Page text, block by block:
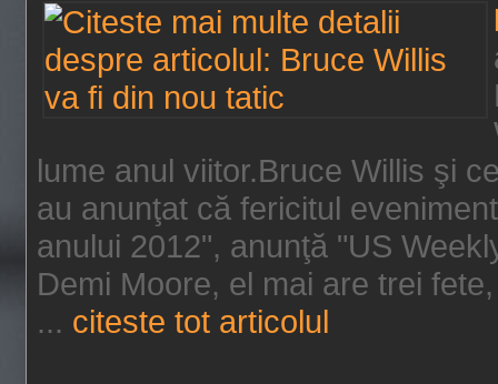
lume anul viitor.Bruce Willis şi
au anunţat că fericitul
anului 2012", anunţă "US
Demi Moore, el mai are trei
... citeste tot articolul